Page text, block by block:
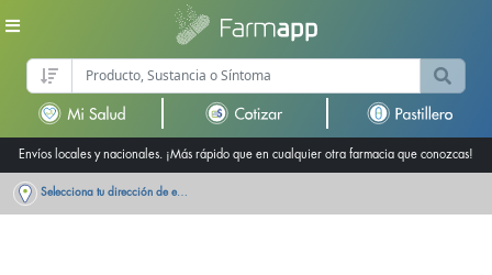
Envíos locales y nacionales. ¡Más rápido que en cualquier otra farmacia que conozcas!
Selecciona tu dirección de entrega